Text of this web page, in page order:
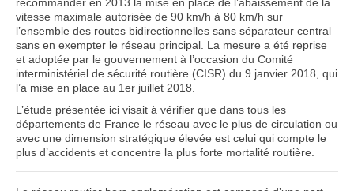
vitesse maximale autorisée de 90 km/h à 80 km/h sur
l’ensemble des routes bidirectionnelles sans séparateur central
sans en exempter le réseau principal. La mesure a été reprise
et adoptée par le gouvernement à l’occasion du Comité
interministériel de sécurité routière (CISR) du 9 janvier 2018, qui
l’a mise en place au 1er juillet 2018.
L’étude présentée ici visait à vérifier que dans tous les
départements de France le réseau avec le plus de circulation ou
avec une dimension stratégique élevée est celui qui compte le
plus d’accidents et concentre la plus forte mortalité routière.